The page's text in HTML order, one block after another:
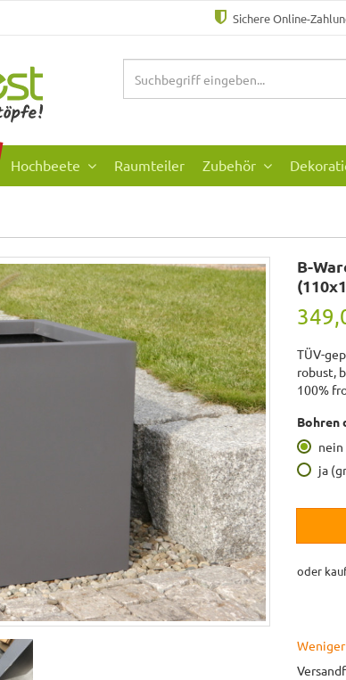
Sichere Online-
Hochbeete Raumteiler Zubehör
B-
TÜV-
robust,
100%
Bohren
nein
ja
oder